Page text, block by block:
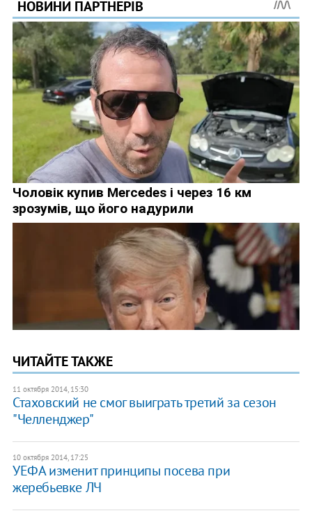
ЧИТАЙТЕ ТАКЖЕ
11 октября 2014, 15:30
Стаховский не смог выиграть третий за сезон
"Челленджер"
10 октября 2014, 17:25
УЕФА изменит принципы посева при
жеребьевке ЛЧ